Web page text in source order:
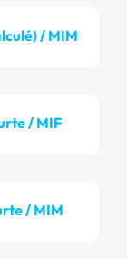
/ MIM
/ MIF
/ MIM